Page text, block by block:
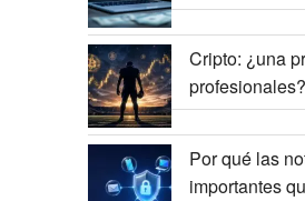
Cripto: ¿una
profesionales?
Por qué las
importantes